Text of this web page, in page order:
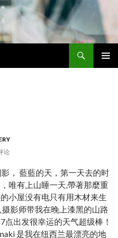
论
， 藍藍的天，第一天去的时
唯有上山睡一天,帶著那麼重
小屋没有电只有用木材来生
影师带我在晚上漆黑的山路
出发很幸运的天气超级棒！
是我在纽西兰最漂亮的地